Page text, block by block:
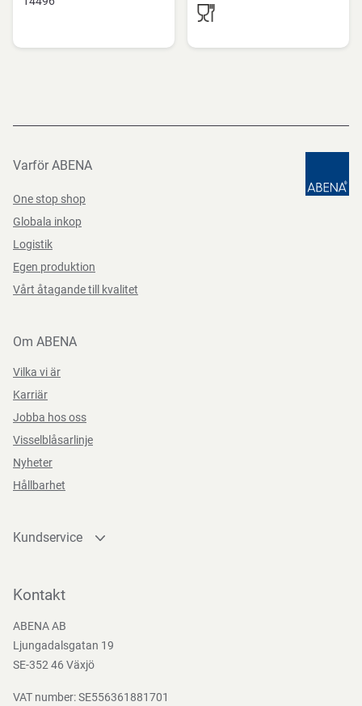
Varför ABENA
One stop shop
Globala inkop
Logistik
Egen produktion
Vårt åtagande till kvalitet
Om ABENA
Vilka vi är
Karriär
Jobba hos oss
Visselblåsarlinje
Nyheter
Hållbarhet
Kundservice
Bli kund
Nedladdningar
Kontakt
ABENA AB
Ljungadalsgatan 19
SE-352 46 Växjö
VAT number: SE556361881701